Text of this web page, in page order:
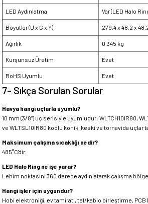
LED Aydınlatma Var (LED Halo
Boyutlar (U x G x Y) 279,4 x 48,2 x
Ağırlık 0,345 kg
Kurşunsuz Üretim Evet
RoHS Uyumlu Evet
7- Sıkça Sorulan Sorular
Havya hangi uçlarla uyumlu?
10 mm (3/8") uç serisiyle uyumludur; WLTCH10IR80,
ve WLTSL10IR80 kodlu konik, keski ve tornavida uçlar
Maksimum çalışma sıcaklığı nedir?
485°C'dir.
LED Halo Ring ne işe yarar?
Lehim noktasını 360 derece aydınlatarak çalışma
Hangi işler için uygundur?
Hobi elektroniği, ev tamiratı, tel/kablo birleştirme,